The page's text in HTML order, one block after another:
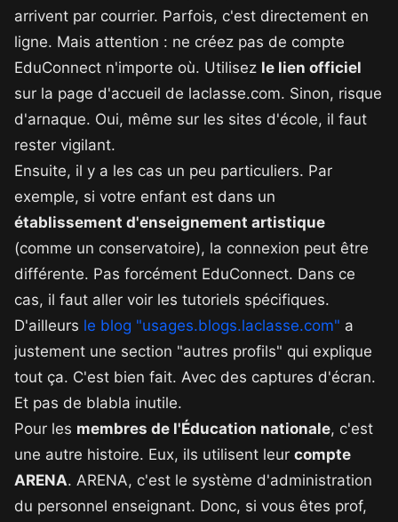
arrivent par courrier. Parfois, c'est directement en
ligne. Mais attention : ne créez pas de compte
EduConnect n'importe où. Utilisez le lien officiel
sur la page d'accueil de laclasse.com. Sinon, risque
d'arnaque. Oui, même sur les sites d'école, il faut
rester vigilant.
Ensuite, il y a les cas un peu particuliers. Par
exemple, si votre enfant est dans un
établissement d'enseignement artistique
(comme un conservatoire), la connexion peut être
différente. Pas forcément EduConnect. Dans ce
cas, il faut aller voir les tutoriels spécifiques.
D'ailleurs le blog "usages.blogs.laclasse.com" a
justement une section "autres profils" qui explique
tout ça. C'est bien fait. Avec des captures d'écran.
Et pas de blabla inutile.
Pour les membres de l'Éducation nationale, c'est
une autre histoire. Eux, ils utilisent leur compte
ARENA. ARENA, c'est le système d'administration
du personnel enseignant. Donc, si vous êtes prof,